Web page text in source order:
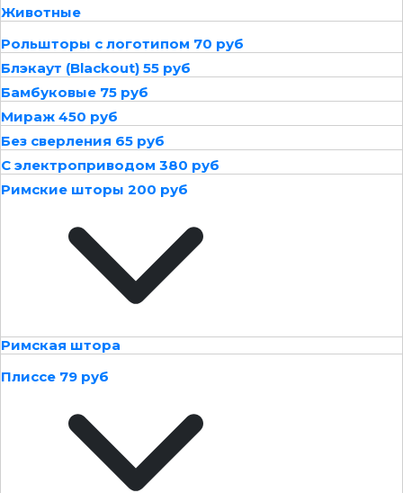
Животные
Рольшторы с логотипом 70 руб
Блэкаут (Blackout) 55 руб
Бамбуковые 75 руб
Мираж 450 руб
Без сверления 65 руб
С электроприводом 380 руб
Римские шторы 200 руб
Римская штора
Плиссе 79 руб